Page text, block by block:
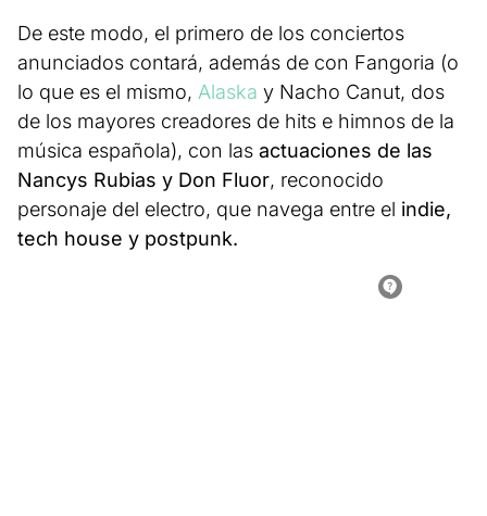
De este modo, el primero de los conciertos
anunciados contará, además de con Fangoria (o
lo que es el mismo, Alaska y Nacho Canut, dos
de los mayores creadores de hits e himnos de la
música española), con las actuaciones de las
Nancys Rubias y Don Fluor, reconocido
personaje del electro, que navega entre el indie,
tech house y postpunk.